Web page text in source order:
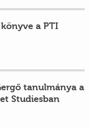
a PTI
tanulmánya a
Studiesban